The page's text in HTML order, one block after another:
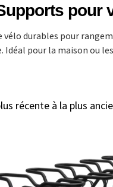
pour
vélo durables pour
Idéal pour la maison ou
récente à la plus